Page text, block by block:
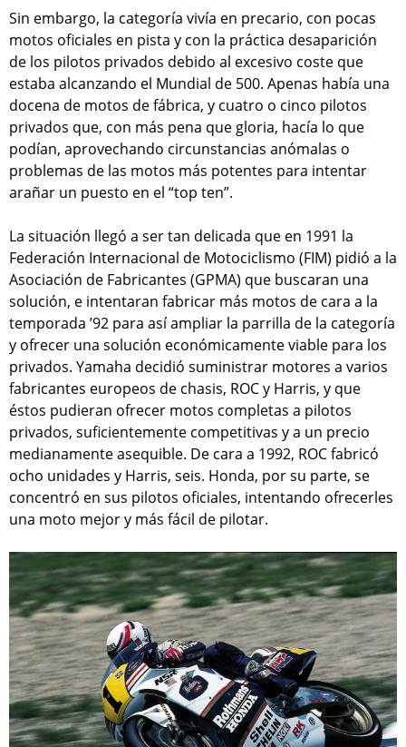
Sin embargo, la categoría vivía en precario, con pocas
motos oficiales en pista y con la práctica desaparición
de los pilotos privados debido al excesivo coste que
estaba alcanzando el Mundial de 500. Apenas había una
docena de motos de fábrica, y cuatro o cinco pilotos
privados que, con más pena que gloria, hacía lo que
podían, aprovechando circunstancias anómalas o
problemas de las motos más potentes para intentar
arañar un puesto en el “top ten”.
La situación llegó a ser tan delicada que en 1991 la
Federación Internacional de Motociclismo (FIM) pidió a la
Asociación de Fabricantes (GPMA) que buscaran una
solución, e intentaran fabricar más motos de cara a la
temporada ’92 para así ampliar la parrilla de la categoría
y ofrecer una solución económicamente viable para los
privados. Yamaha decidió suministrar motores a varios
fabricantes europeos de chasis, ROC y Harris, y que
éstos pudieran ofrecer motos completas a pilotos
privados, suficientemente competitivas y a un precio
medianamente asequible. De cara a 1992, ROC fabricó
ocho unidades y Harris, seis. Honda, por su parte, se
concentró en sus pilotos oficiales, intentando ofrecerles
una moto mejor y más fácil de pilotar.